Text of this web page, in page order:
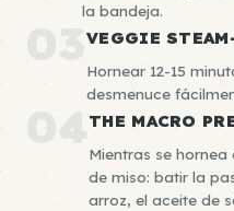
la bandeja.
03VEGGIE
Hornear 12-15
desmenuce
04THE MACRO
Mientras se
de miso: batir la
arroz, el aceite de